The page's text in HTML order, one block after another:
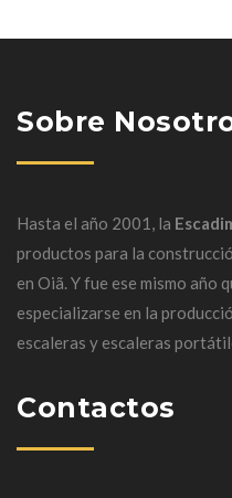
Sobre
Hasta el año 2001, la
productos para la
en Oiã.Y fue ese mismo año
especializarse en la
escaleras y escaleras
Contactos